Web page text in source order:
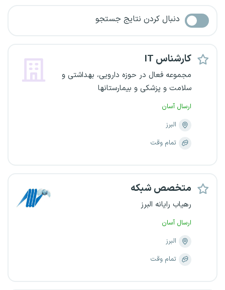
دنبال کردن نتایج جستجو
کارشناس IT
مجموعه فعال در حوزه دارویی، بهداشتی و
سلامت و پزشکی و بیمارستانها
ارسال آسان
البرز
تمام وقت
متخصص شبکه
رهیاب رایانه البرز
ارسال آسان
البرز
تمام وقت